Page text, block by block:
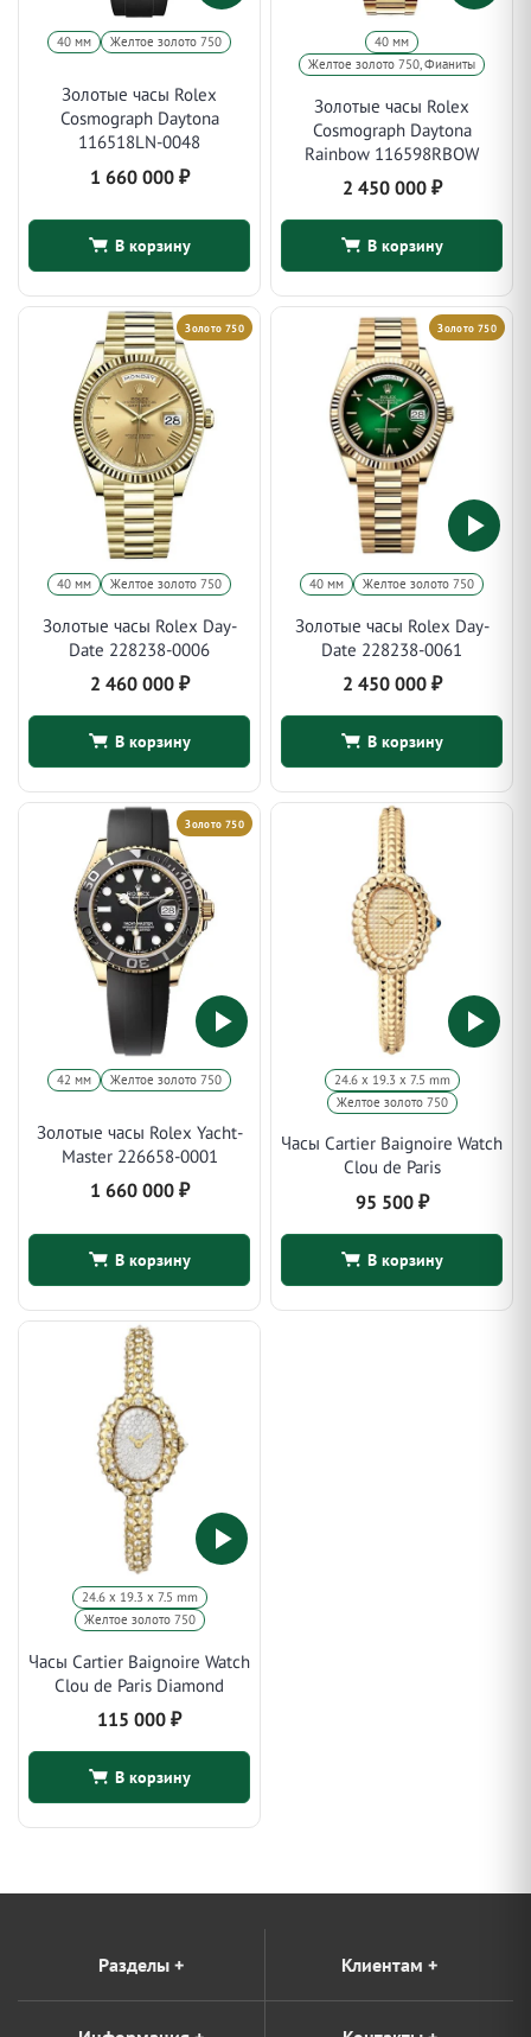
40 мм Желтое золото 750
Золотые часы Rolex
Cosmograph Daytona
116518LN-0048
1 660 000 ₽
В корзину
40 мм
Желтое золото 750, Фианиты
Золотые часы Rolex
Cosmograph Daytona
Rainbow 116598RBOW
2 450 000 ₽
В корзину
Золото 750
40 мм Желтое золото 750
Золотые часы Rolex Day-
Date 228238-0006
2 460 000 ₽
В корзину
Золото 750
40 мм Желтое золото 750
Золотые часы Rolex Day-
Date 228238-0061
2 450 000 ₽
В корзину
Золото 750
42 мм Желтое золото 750
Золотые часы Rolex Yacht-
Master 226658-0001
1 660 000 ₽
В корзину
24.6 х 19.3 х 7.5 mm
Желтое золото 750
Часы Cartier Baignoire Watch
Clou de Paris
95 500 ₽
В корзину
24.6 х 19.3 х 7.5 mm
Желтое золото 750
Часы Cartier Baignoire Watch
Clou de Paris Diamond
115 000 ₽
В корзину
Разделы + Клиентам +